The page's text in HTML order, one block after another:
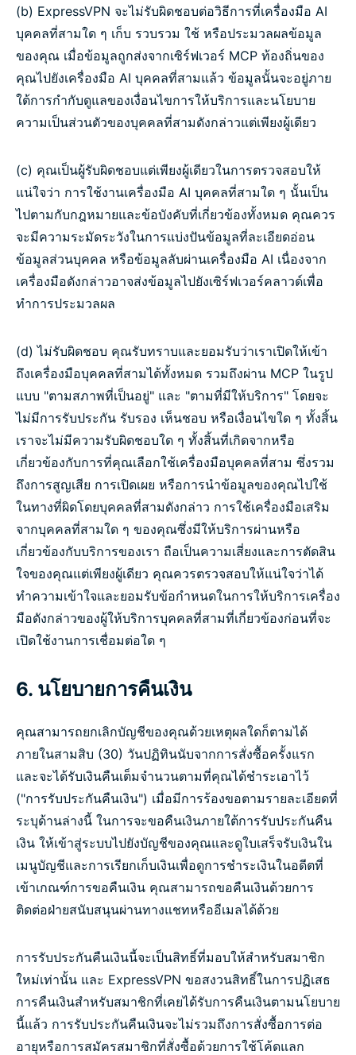
(b) ExpressVPN จะไม่รับผิดชอบต่อวิธีการที่เครื่องมือ AI
บุคคลที่สามใด ๆ เก็บ รวบรวม ใช้ หรือประมวลผลข้อมูล
ของคุณ เมื่อข้อมูลถูกส่งจากเซิร์ฟเวอร์ MCP ท้องถิ่นของ
คุณไปยังเครื่องมือ AI บุคคลที่สามแล้ว ข้อมูลนั้นจะอยู่ภาย
ใต้การกำกับดูแลของเงื่อนไขการให้บริการและนโยบาย
ความเป็นส่วนตัวของบุคคลที่สามดังกล่าวแต่เพียงผู้เดียว
(c) คุณเป็นผู้รับผิดชอบแต่เพียงผู้เดียวในการตรวจสอบให้
แน่ใจว่า การใช้งานเครื่องมือ AI บุคคลที่สามใด ๆ นั้นเป็น
ไปตามกับกฎหมายและข้อบังคับที่เกี่ยวข้องทั้งหมด คุณควร
จะมีความระมัดระวังในการแบ่งปันข้อมูลที่ละเอียดอ่อน
ข้อมูลส่วนบุคคล หรือข้อมูลลับผ่านเครื่องมือ AI เนื่องจาก
เครื่องมือดังกล่าวอาจส่งข้อมูลไปยังเซิร์ฟเวอร์คลาวด์เพื่อ
ทำการประมวลผล
(d) ไม่รับผิดชอบ คุณรับทราบและยอมรับว่าเราเปิดให้เข้า
ถึงเครื่องมือบุคคลที่สามได้ทั้งหมด รวมถึงผ่าน MCP ในรูป
แบบ "ตามสภาพที่เป็นอยู่" และ "ตามที่มีให้บริการ" โดยจะ
ไม่มีการรับประกัน รับรอง เห็นชอบ หรือเงื่อนไขใด ๆ ทั้งสิ้น
เราจะไม่มีความรับผิดชอบใด ๆ ทั้งสิ้นที่เกิดจากหรือ
เกี่ยวข้องกับการที่คุณเลือกใช้เครื่องมือบุคคลที่สาม ซึ่งรวม
ถึงการสูญเสีย การเปิดเผย หรือการนำข้อมูลของคุณไปใช้
ในทางที่ผิดโดยบุคคลที่สามดังกล่าว การใช้เครื่องมือเสริม
จากบุคคลที่สามใด ๆ ของคุณซึ่งมีให้บริการผ่านหรือ
เกี่ยวข้องกับบริการของเรา ถือเป็นความเสี่ยงและการตัดสิน
ใจของคุณแต่เพียงผู้เดียว คุณควรตรวจสอบให้แน่ใจว่าได้
ทำความเข้าใจและยอมรับข้อกำหนดในการให้บริการเครื่อง
มือดังกล่าวของผู้ให้บริการบุคคลที่สามที่เกี่ยวข้องก่อนที่จะ
เปิดใช้งานการเชื่อมต่อใด ๆ
6. นโยบายการคืนเงิน
คุณสามารถยกเลิกบัญชีของคุณด้วยเหตุผลใดก็ตามได้
ภายในสามสิบ (30) วันปฏิทินนับจากการสั่งซื้อครั้งแรก
และจะได้รับเงินคืนเต็มจำนวนตามที่คุณได้ชำระเอาไว้
("การรับประกันคืนเงิน") เมื่อมีการร้องขอตามรายละเอียดที่
ระบุด้านล่างนี้ ในการจะขอคืนเงินภายใต้การรับประกันคืน
เงิน ให้เข้าสู่ระบบไปยังบัญชีของคุณและดูใบเสร็จรับเงินใน
เมนูบัญชีและการเรียกเก็บเงินเพื่อดูการชำระเงินในอดีตที่
เข้าเกณฑ์การขอคืนเงิน คุณสามารถขอคืนเงินด้วยการ
ติดต่อฝ่ายสนับสนุนผ่านทางแชทหรืออีเมลได้ด้วย
การรับประกันคืนเงินนี้จะเป็นสิทธิ์ที่มอบให้สำหรับสมาชิก
ใหม่เท่านั้น และ ExpressVPN ขอสงวนสิทธิ์ในการปฏิเสธ
การคืนเงินสำหรับสมาชิกที่เคยได้รับการคืนเงินตามนโยบาย
นี้แล้ว การรับประกันคืนเงินจะไม่รวมถึงการสั่งซื้อการต่อ
อายุหรือการสมัครสมาชิกที่สั่งซื้อด้วยการใช้โค้ดแลก